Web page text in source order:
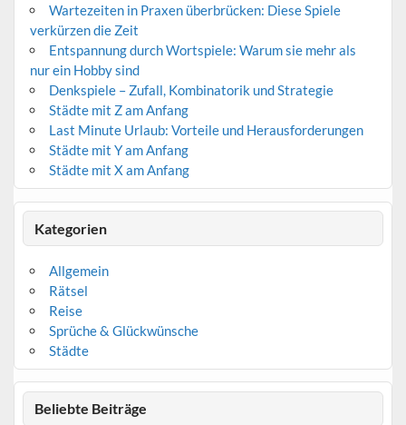
Wartezeiten in Praxen überbrücken: Diese Spiele
verkürzen die Zeit
Entspannung durch Wortspiele: Warum sie mehr als
nur ein Hobby sind
Denkspiele – Zufall, Kombinatorik und Strategie
Städte mit Z am Anfang
Last Minute Urlaub: Vorteile und Herausforderungen
Städte mit Y am Anfang
Städte mit X am Anfang
Kategorien
Allgemein
Rätsel
Reise
Sprüche & Glückwünsche
Städte
Beliebte Beiträge